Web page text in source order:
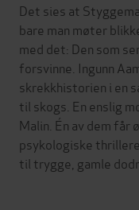
Det sies at
bare man møter
med det: Den som
forsvinne. Ingunn
skrekkhistorien i en
til skogs. En enslig
Malin. Én av dem får
psykologiske
til trygge, gamle